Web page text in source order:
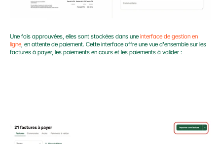
Une fois approuvées, elles sont stockées dans une interface de gestion en
ligne , en attente de paiement. Cette interface offre une vue d'ensemble sur les
factures à payer, les paiements en cours et les paiements à valider :